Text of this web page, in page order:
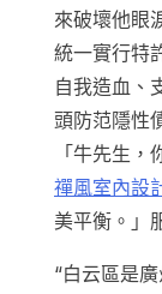
來破壞他眼
統一實行特
自我造血、
頭防范隱性
「牛先生
禪風室內設
美平衡。」
“白云區是